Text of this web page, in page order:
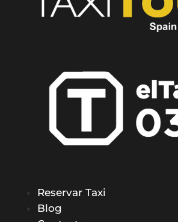
Reservar Taxi
Blog